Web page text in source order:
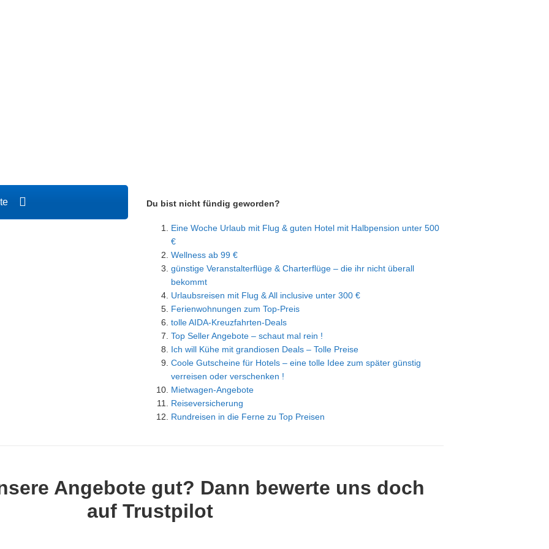
Du bist nicht fündig geworden?
Eine Woche Urlaub mit Flug & guten Hotel mit Halbpension unter 500
€
Wellness ab 99 €
günstige Veranstalterflüge & Charterflüge – die ihr nicht überall
bekommt
Urlaubsreisen mit Flug & All inclusive unter 300 €
Ferienwohnungen zum Top-Preis
tolle AIDA-Kreuzfahrten-Deals
Top Seller Angebote – schaut mal rein !
Ich will Kühe mit grandiosen Deals – Tolle Preise
Coole Gutscheine für Hotels – eine tolle Idee zum später günstig
verreisen oder verschenken !
Mietwagen-Angebote
Reiseversicherung
Rundreisen in die Ferne zu Top Preisen
Angebote gut? Dann bewerte uns doch
auf Trustpilot